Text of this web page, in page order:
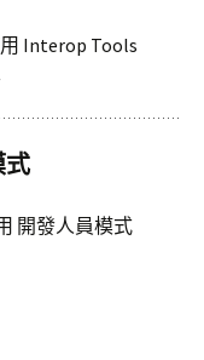
Interop Tools
式
開發人員模式